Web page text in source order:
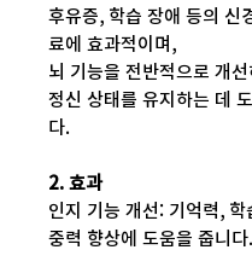
후유증, 학습 장애 등의 신
료에 효과적이며,
뇌 기능을 전반적으로 개
정신 상태를 유지하는 데
다.
2. 효과
인지 기능 개선: 기억력, 학
중력 향상에 도움을 줍니다.